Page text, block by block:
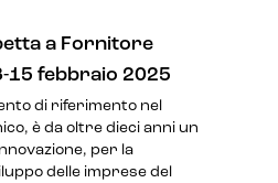
a Fornitore
15 febbraio 2025
di riferimento nel
è da oltre dieci anni un
per la
delle imprese del